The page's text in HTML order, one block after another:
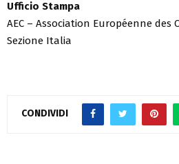
Ufficio Stampa
AEC – Association Européenne des
Sezione Italia
CONDIVIDI